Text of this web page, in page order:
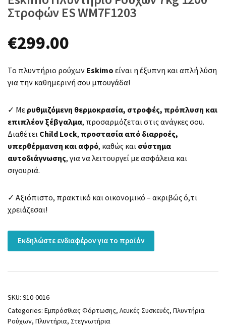
Στροφών ES WM7F1203
€299.00
Το πλυντήριο ρούχων Eskimo είναι η έξυπνη και απλή λύση
για την καθημερινή σου μπουγάδα!
✓ Με ρυθμιζόμενη θερμοκρασία, στροφές, πρόπλυση και
επιπλέον ξέβγαλμα, προσαρμόζεται στις ανάγκες σου.
Διαθέτει Child Lock, προστασία από διαρροές,
υπερθέρμανση και αφρό, καθώς και σύστημα
αυτοδιάγνωσης, για να λειτουργεί με ασφάλεια και
σιγουριά.
✓ Αξιόπιστο, πρακτικό και οικονομικό – ακριβώς ό,τι
χρειάζεσαι!
Εκδηλώστε ενδιαφέρον για το προϊόν
SKU: 910-0016
Categories: Εμπρόσθιας Φόρτωσης, Λευκές Συσκευές, Πλυντήρια
Ρούχων, Πλυντήρια, Στεγνωτήρια